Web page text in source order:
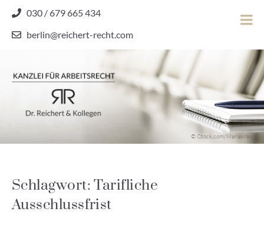
content
030 / 679 665 434
berlin@reichert-recht.com
Dr.
Reichert
Arbeitsrecht
© iStock.com/Mariakray
Schlagwort: Tarifliche
Ausschlussfrist